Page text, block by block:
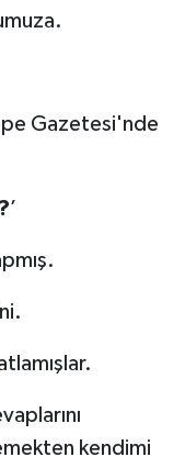
Gazetesi'nde
’
kendimi